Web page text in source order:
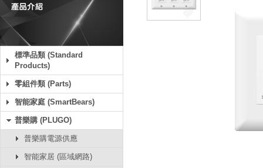
標準品類 (Standard
Products)
零組件類 (Parts)
智能家庭 (SmartBears)
普樂購 (PLUGO)
普樂購電源供應
智能家居 (區域網路)